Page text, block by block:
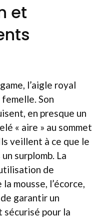
et
l’aigle royal
femelle. Son
en presque un
« aire » au sommet
veillent à ce que le
surplomb. La
de
mousse, l’écorce,
garantir un
sécurisé pour la